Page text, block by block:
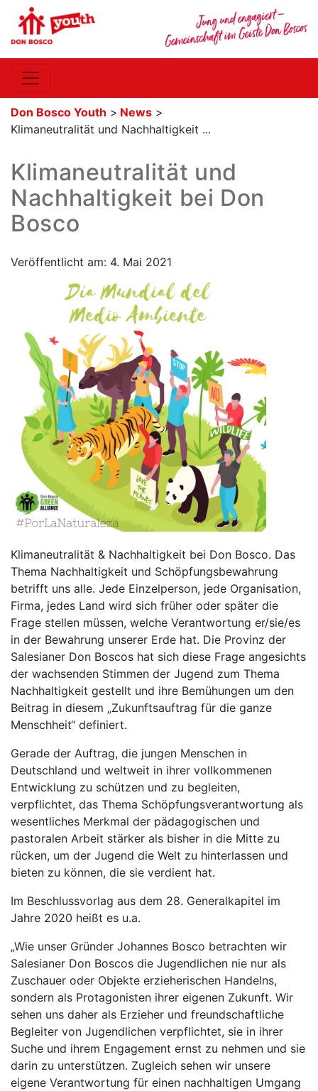
Don Bosco Youth > News >
Klimaneutralität und Nachhaltigkeit ...
Klimaneutralität und
Nachhaltigkeit bei Don
Bosco
Veröffentlicht am: 4. Mai 2021
Klimaneutralität & Nachhaltigkeit bei Don Bosco. Das
Thema Nachhaltigkeit und Schöpfungsbewahrung
betrifft uns alle. Jede Einzelperson, jede Organisation,
Firma, jedes Land wird sich früher oder später die
Frage stellen müssen, welche Verantwortung er/sie/es
in der Bewahrung unserer Erde hat. Die Provinz der
Salesianer Don Boscos hat sich diese Frage angesichts
der wachsenden Stimmen der Jugend zum Thema
Nachhaltigkeit gestellt und ihre Bemühungen um den
Beitrag in diesem „Zukunftsauftrag für die ganze
Menschheit“ definiert.
Gerade der Auftrag, die jungen Menschen in
Deutschland und weltweit in ihrer vollkommenen
Entwicklung zu schützen und zu begleiten,
verpflichtet, das Thema Schöpfungsverantwortung als
wesentliches Merkmal der pädagogischen und
pastoralen Arbeit stärker als bisher in die Mitte zu
rücken, um der Jugend die Welt zu hinterlassen und
bieten zu können, die sie verdient hat.
Im Beschlussvorlag aus dem 28. Generalkapitel im
Jahre 2020 heißt es u.a.
„Wie unser Gründer Johannes Bosco betrachten wir
Salesianer Don Boscos die Jugendlichen nie nur als
Zuschauer oder Objekte erzieherischen Handelns,
sondern als Protagonisten ihrer eigenen Zukunft. Wir
sehen uns daher als Erzieher und freundschaftliche
Begleiter von Jugendlichen verpflichtet, sie in ihrer
Suche und ihrem Engagement ernst zu nehmen und sie
darin zu unterstützen. Zugleich sehen wir unsere
eigene Verantwortung für einen nachhaltigen Umgang